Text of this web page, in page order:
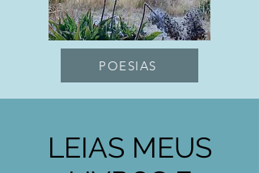
POESIAS
LEIAS MEUS